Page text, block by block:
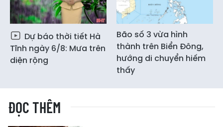
Dự báo thời tiết Hà
Tĩnh ngày 6/8: Mưa trên
diện rộng
Bão số 3 vừa hình
thành trên Biển Đông,
hướng di chuyển hiếm
thấy
ĐỌC THÊM